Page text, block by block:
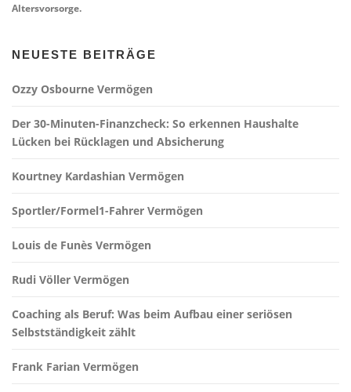
Altersvorsorge.
NEUESTE BEITRÄGE
Ozzy Osbourne Vermögen
Der 30-Minuten-Finanzcheck: So erkennen Haushalte
Lücken bei Rücklagen und Absicherung
Kourtney Kardashian Vermögen
Sportler/Formel1-Fahrer Vermögen
Louis de Funès Vermögen
Rudi Völler Vermögen
Coaching als Beruf: Was beim Aufbau einer seriösen
Selbstständigkeit zählt
Frank Farian Vermögen